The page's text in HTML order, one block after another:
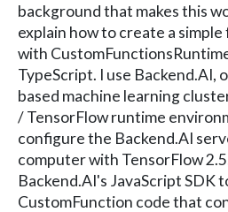
background that makes this
explain how to create a
with
TypeScript. I use Backend.AI,
based machine learning
/ TensorFlow runtime
configure the Backend.AI
computer with TensorFlow
Backend.AI's JavaScript SDK
CustomFunction code that